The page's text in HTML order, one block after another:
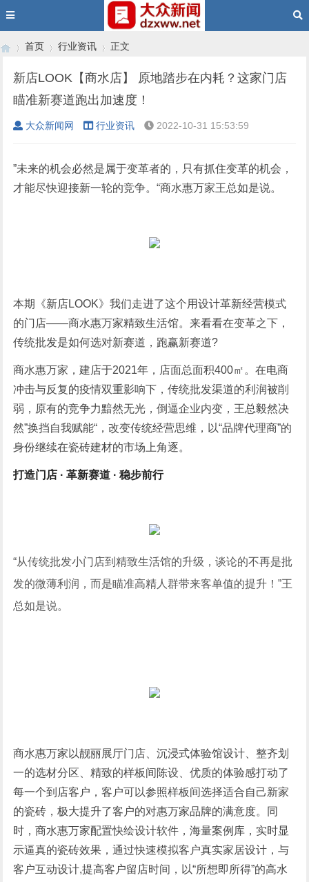
›
首页
›
行业资讯
›
正文
新店LOOK【商水店】 原地踏步在内耗？这家门店
瞄准新赛道跑出加速度！
大众新闻网 行业资讯 2022-10-31 15:53:59
”未来的机会必然是属于变革者的，只有抓住变革的机会，
才能尽快迎接新一轮的竞争。“商水惠万家王总如是说。
本期《新店LOOK》我们走进了这个用设计革新经营模式
的门店——商水惠万家精致生活馆。来看看在变革之下，
传统批发是如何选对新赛道，跑赢新赛道?
商水惠万家，建店于2021年，店面总面积400㎡。在电商
冲击与反复的疫情双重影响下，传统批发渠道的利润被削
弱，原有的竞争力黯然无光，倒逼企业内变，王总毅然决
然”换挡自我赋能“，改变传统经营思维，以“品牌代理商”的
身份继续在瓷砖建材的市场上角逐。
打造门店 · 革新赛道 · 稳步前行
“从传统批发小门店到精致生活馆的升级，谈论的不再是批
发的微薄利润，而是瞄准高精人群带来客单值的提升！”王
总如是说。
商水惠万家以靓丽展厅门店、沉浸式体验馆设计、整齐划
一的选材分区、精致的样板间陈设、优质的体验感打动了
每一个到店客户，客户可以参照样板间选择适合自己新家
的瓷砖，极大提升了客户的对惠万家品牌的满意度。同
时，商水惠万家配置快绘设计软件，海量案例库，实时显
示逼真的瓷砖效果，通过快速模拟客户真实家居设计，与
客户互动设计,提高客户留店时间，以“所想即所得”的高水